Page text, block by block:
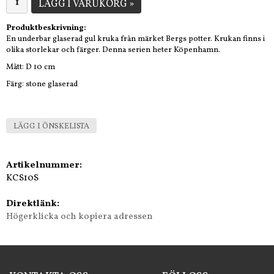
LÄGG I VARUKORG »
Produktbeskrivning:
En underbar glaserad gul kruka från märket Bergs potter. Krukan finns i
olika storlekar och färger. Denna serien heter Köpenhamn.
Mått: D 10 cm
Färg: stone glaserad
LÄGG I ÖNSKELISTA
Artikelnummer:
KCS10S
Direktlänk:
Högerklicka och kopiera adressen